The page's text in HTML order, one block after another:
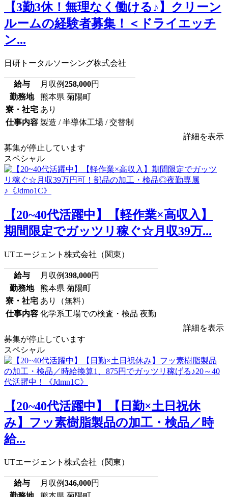
【3勤3休！無理なく働ける♪】クリーン
ルームの経験者募集！＜ドライエッチ
ン...
日研トータルソーシング株式会社
給与 月収例258,000円
勤務地
熊本県 菊陽町
寮・社宅 あり
仕事内容 製造 / 半導体工場 / 交替制
詳細を表示
募集が停止しています
スペシャル
【20~40代活躍中】【軽作業×高収入】
期間限定でガッツリ稼ぐ☆月収39万...
UTエージェント株式会社（関東）
給与 月収例398,000円
勤務地
熊本県 菊陽町
寮・社宅 あり（無料）
仕事内容 化学系工場での検査・検品 夜勤
詳細を表示
募集が停止しています
スペシャル
【20~40代活躍中】【日勤×土日祝休
み】フッ素樹脂製品の加工・検品／時
給...
UTエージェント株式会社（関東）
給与 月収例346,000円